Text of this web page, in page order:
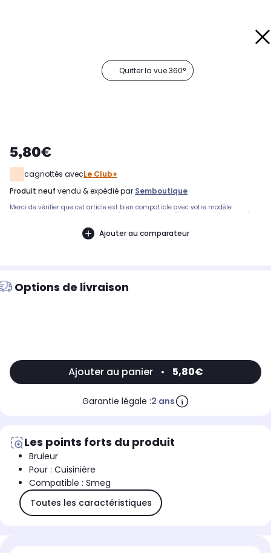
Quitter la vue 360°
5,80€
cagnottés avecLe Club+
produit neuf vendu & expédié par Semboutique
Merci de vérifier que cet article est bien compatible avec votre modèle
d'appareil. Notre service client peut vous conseiller. .Pièce compatible avec les
G5714CCW, PV175CB, PX1402FAURE: CGC4010, CMC4012W - 94326536600,
CGC4012S - 94326486001, CGC4010W - 94326464402ARTHUR MARTIN:
Ajouter au comparateur
Options de livraison
Ajouter au panier • 5,80€
Garantie légale :2 ans
Les points forts du produit
Bruleur
Pour : Cuisinière
Compatible : Smeg
Toutes les caractéristiques